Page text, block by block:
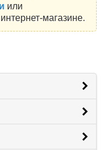
или
магазине.